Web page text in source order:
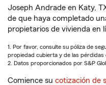
Joseph Andrade en Katy,
de que haya completado
propietarios de vivienda en
1. Por favor, consulte su póliza de
propiedad cubierta y de las pérdidas
2. Datos proporcionados por S&P
Comience su cotización de